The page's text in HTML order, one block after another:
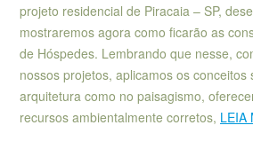
projeto residencial de Piracaia – SP,
mostraremos agora como ficarão as
de Hóspedes. Lembrando que nesse,
nossos projetos, aplicamos os conceitos
arquitetura como no paisagismo,
recursos ambientalmente corretos, LEIA